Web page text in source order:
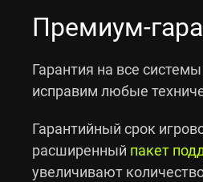
Премиум-
Гарантия на все
исправим любые
Гарантийный срок
расширенный пакет
увеличивают